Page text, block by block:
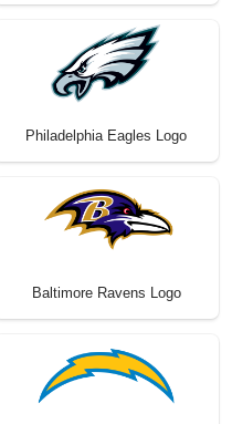
Philadelphia Eagles Logo
Baltimore Ravens Logo